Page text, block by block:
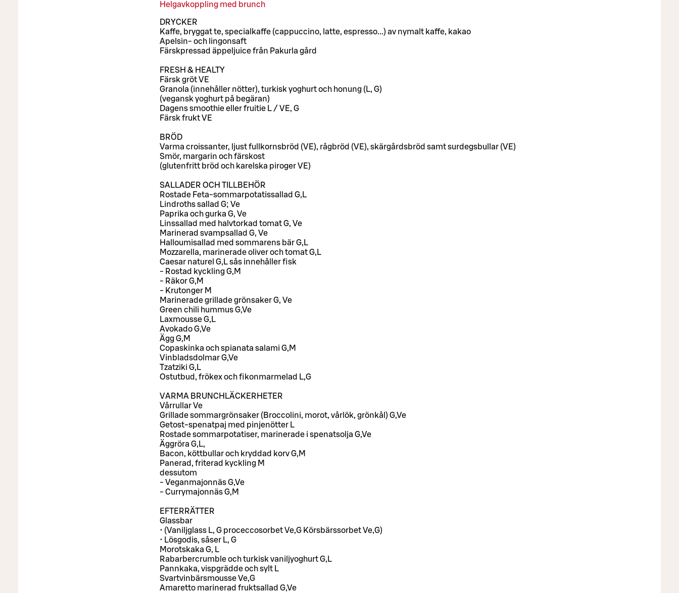
Helgavkoppling med brunch
DRYCKER
Kaffe, bryggat te, specialkaffe (cappuccino, latte, espresso...) av nymalt kaffe, kakao
Apelsin- och lingonsaft
Färskpressad äppeljuice från Pakurla gård
FRESH & HEALTY
Färsk gröt VE
Granola (innehåller nötter), turkisk yoghurt och honung (L, G)
(vegansk yoghurt på begäran)
Dagens smoothie eller fruitie L / VE, G
Färsk frukt VE
BRÖD
Varma croissanter, ljust fullkornsbröd (VE), rågbröd (VE), skärgårdsbröd samt surdegsbullar (VE)
Smör, margarin och färskost
(glutenfritt bröd och karelska piroger VE)
SALLADER OCH TILLBEHÖR
Rostade Feta-sommarpotatissallad G,L
Lindroths sallad G; Ve
Paprika och gurka G, Ve
Linssallad med halvtorkad tomat G, Ve
Marinerad svampsallad G, Ve
Halloumisallad med sommarens bär G,L
Mozzarella, marinerade oliver och tomat G,L
Caesar naturel G,L sås innehåller fisk
- Rostad kyckling G,M
- Räkor G,M
- Krutonger M
Marinerade grillade grönsaker G, Ve
Green chili hummus G,Ve
Laxmousse G,L
Avokado G,Ve
Ägg G,M
Copaskinka och spianata salami G,M
Vinbladsdolmar G,Ve
Tzatziki G,L
Ostutbud, frökex och fikonmarmelad L,G
VARMA BRUNCHLÄCKERHETER
Vårrullar Ve
Grillade sommargrönsaker (Broccolini, morot, vårlök, grönkål) G,Ve
Getost-spenatpaj med pinjenötter L
Rostade sommarpotatiser, marinerade i spenatsolja G,Ve
Äggröra G,L,
Bacon, köttbullar och kryddad korv G,M
Panerad, friterad kyckling M
dessutom
- Veganmajonnäs G,Ve
- Currymajonnäs G,M
EFTERRÄTTER
Glassbar
• (Vaniljglass L, G proceccosorbet Ve,G Körsbärssorbet Ve,G)
• Lösgodis, såser L, G
Morotskaka G, L
Rabarbercrumble och turkisk vaniljyoghurt G,L
Pannkaka, vispgrädde och sylt L
Svartvinbärsmousse Ve,G
Amaretto marinerad fruktsallad G,Ve